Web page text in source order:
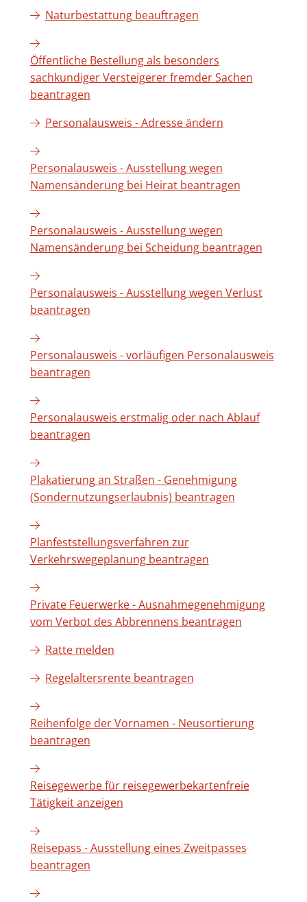
Naturbestattung beauftragen
Öffentliche Bestellung als besonders
sachkundiger Versteigerer fremder Sachen
beantragen
Personalausweis - Adresse ändern
Personalausweis - Ausstellung wegen
Namensänderung bei Heirat beantragen
Personalausweis - Ausstellung wegen
Namensänderung bei Scheidung beantragen
Personalausweis - Ausstellung wegen Verlust
beantragen
Personalausweis - vorläufigen Personalausweis
beantragen
Personalausweis erstmalig oder nach Ablauf
beantragen
Plakatierung an Straßen - Genehmigung
(Sondernutzungserlaubnis) beantragen
Planfeststellungsverfahren zur
Verkehrswegeplanung beantragen
Private Feuerwerke - Ausnahmegenehmigung
vom Verbot des Abbrennens beantragen
Ratte melden
Regelaltersrente beantragen
Reihenfolge der Vornamen - Neusortierung
beantragen
Reisegewerbe für reisegewerbekartenfreie
Tätigkeit anzeigen
Reisepass - Ausstellung eines Zweitpasses
beantragen